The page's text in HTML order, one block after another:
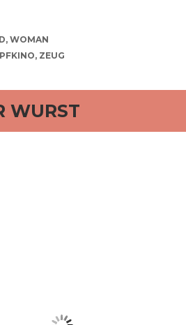
, WOMAN
, ZEUG
WURST